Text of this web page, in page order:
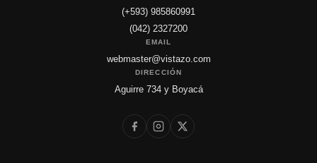
(+593) 985860991
(042) 2327200
EMAIL
webmaster@vistazo.com
DIRECCIÓN
Aguirre 734 y Boyacá